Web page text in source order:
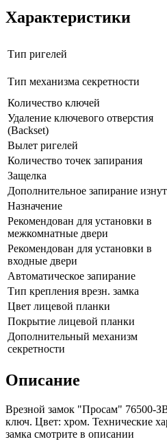
Характеристики
Тип ригелей
Тип механизма секретности
Количество ключей
Удаление ключевого отверстия
(Backset)
Вылет ригелей
Количество точек запирания
Защелка
Дополнительное запирание
Назначение
Рекомендован для установки в
межкомнатные двери
Рекомендован для установки в
входные двери
Автоматическое запирание
Тип крепления врезн. замка
Цвет лицевой планки
Покрытие лицевой планки
Дополнительный механизм
секретности
Описание
Врезной замок "Просам" 76500-
ключ. Цвет: хром. Технические
замка смотрите в описании